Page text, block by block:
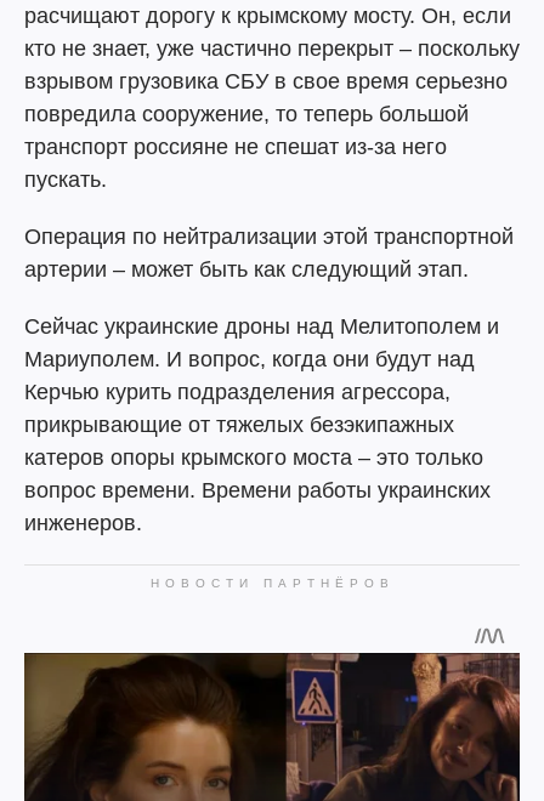
расчищают дорогу к крымскому мосту. Он, если
кто не знает, уже частично перекрыт – поскольку
взрывом грузовика СБУ в свое время серьезно
повредила сооружение, то теперь большой
транспорт россияне не спешат из-за него
пускать.
Операция по нейтрализации этой транспортной
артерии – может быть как следующий этап.
Сейчас украинские дроны над Мелитополем и
Мариуполем. И вопрос, когда они будут над
Керчью курить подразделения агрессора,
прикрывающие от тяжелых безэкипажных
катеров опоры крымского моста – это только
вопрос времени. Времени работы украинских
инженеров.